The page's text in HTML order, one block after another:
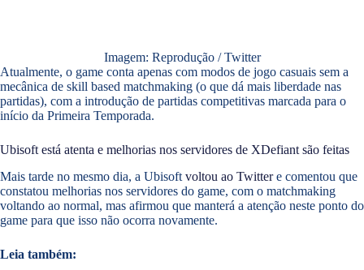
Imagem: Reprodução / Twitter
Atualmente, o game conta apenas com modos de jogo casuais sem a
mecânica de skill based matchmaking (o que dá mais liberdade nas
partidas), com a introdução de partidas competitivas marcada para o
início da Primeira Temporada.
Ubisoft está atenta e melhorias nos servidores de XDefiant são feitas
Mais tarde no mesmo dia, a Ubisoft voltou ao Twittere comentou que
constatou melhorias nos servidores do game, com o matchmaking
voltando ao normal, mas afirmou que manterá a atenção neste ponto do
game para que isso não ocorra novamente.
Leia também: